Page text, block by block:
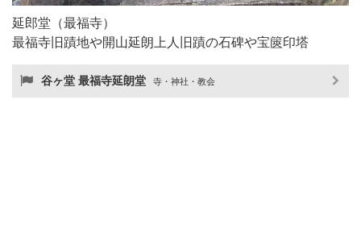
延郎堂（最福寺）
最福寺旧蹟地や開山延朗上人旧蹟の石碑や宝篋印塔
谷ヶ堂 最福寺延朗堂 寺・神社・教会